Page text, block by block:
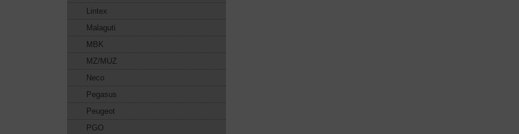
Lintex
Malaguti
MBK
MZ/MUZ
Neco
Pegasus
Peugeot
PGO